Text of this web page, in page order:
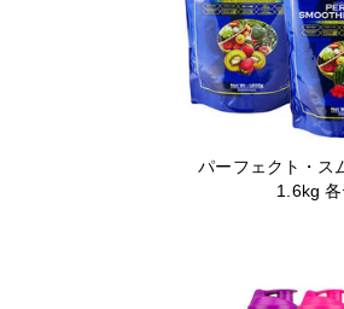
パーフェクト・ス
1.6kg